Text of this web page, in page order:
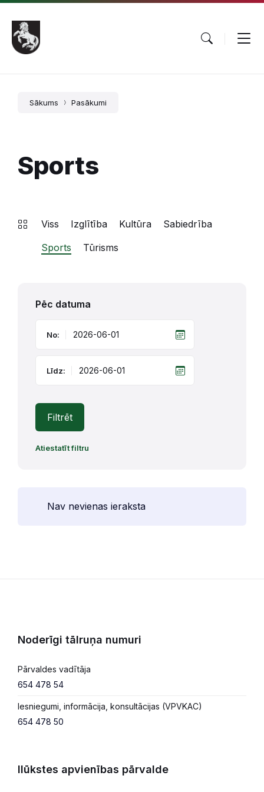
Pāriet
saturu
Skip
main
navigation
Skip
footer
Sākums Pasākumi
Sports
Viss Izglītība Kultūra
Sabiedrība
Sports
Tūrisms
Pēc datuma
No:
Līdz:
Filtrēt
Atiestatīt filtru
Nav nevienas ieraksta
Noderīgi tālruņa numuri
Pārvaldes vadītāja
654 478 54
Iesniegumi, informācija, konsultācijas (VPVKAC)
654 478 50
Ilūkstes apvienības pārvalde